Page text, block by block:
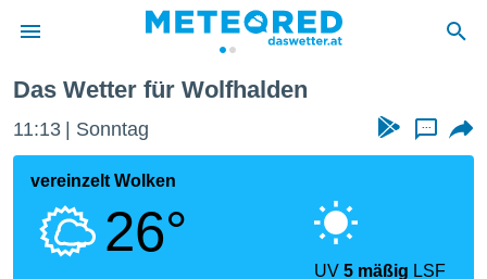
wurde
dass
Das Wetter für Wolfhalden
11:13 Sonntag ...
vereinzelt Wolken
26°
UV5 mäßig LSF